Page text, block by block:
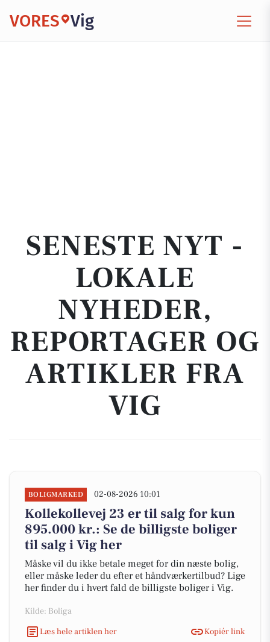
VORES Vig
SENESTE NYT -
LOKALE
NYHEDER,
REPORTAGER OG
ARTIKLER FRA
VIG
BOLIGMARKED 02-08-2026 10:01
Kollekollevej 23 er til salg for kun
895.000 kr.: Se de billigste boliger
til salg i Vig her
Måske vil du ikke betale meget for din næste bolig,
eller måske leder du efter et håndværkertilbud? Lige
her finder du i hvert fald de billigste boliger i Vig.
Kilde: Boliga
Læs hele artiklen her
Kopiér link